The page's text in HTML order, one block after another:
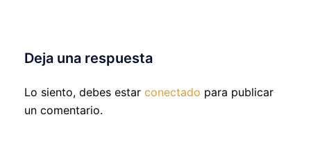
Deja una respuesta
Lo siento, debes estar conectado para publicar
un comentario.